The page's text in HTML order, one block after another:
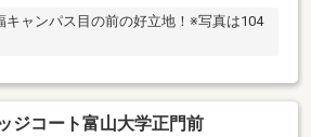
キャンパス目の前の好立地！※写真は104
ジコート富山大学正門前